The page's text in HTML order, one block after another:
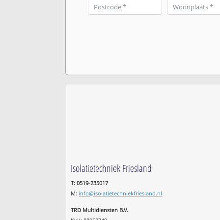
Isolatietechniek Friesland
T: 0519-235017
M: info@isolatietechniekfriesland.nl
TRD Multidiensten B.V.